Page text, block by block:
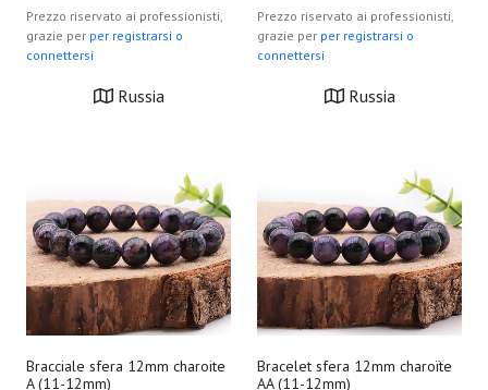
Prezzo riservato ai professionisti,
grazie per per registrarsi o
connettersi
Russia
Prezzo riservato ai professionisti,
grazie per per registrarsi o
connettersi
Russia
Bracciale sfera 12mm charoite
A (11-12mm)
Bracelet sfera 12mm charoïte
AA (11-12mm)